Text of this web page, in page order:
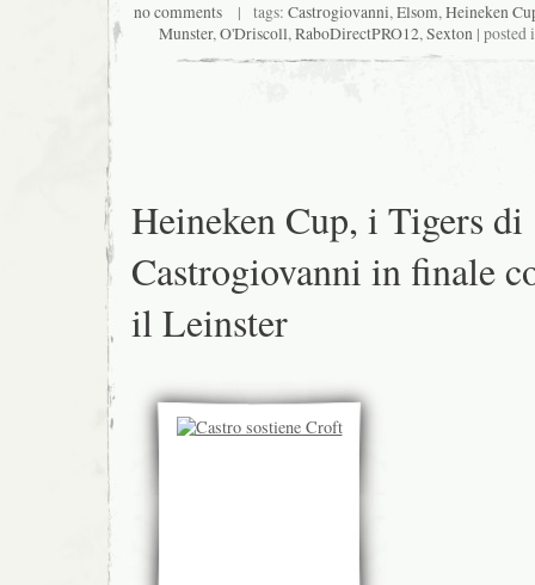
no comments| tags: Castrogiovanni,Elsom,Heineken
Munster,O'Driscoll,RaboDirectPRO12,Sexton | posted
Heineken Cup, i Tigers di
Castrogiovanni in finale
il Leinster